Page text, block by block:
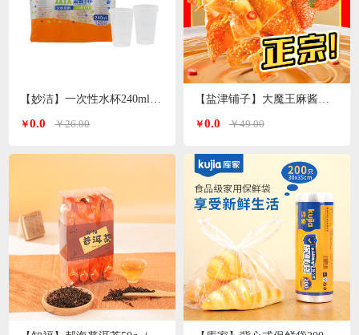
【妙洁】一次性水杯240ml 120只装
￥0.0 ￥26.00
【盐津铺子】大魔王麻酱素毛肚200g*3袋（香辣麻酱味）
￥0.0 ￥49.00